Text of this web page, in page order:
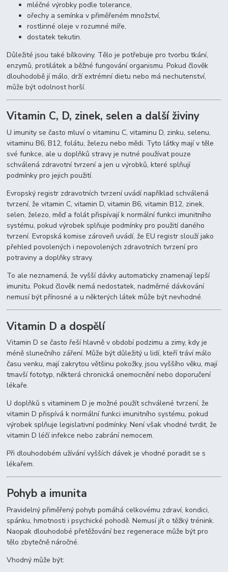
mléčné výrobky podle tolerance,
ořechy a semínka v přiměřeném množství,
rostlinné oleje v rozumné míře,
dostatek tekutin.
Důležité jsou také bílkoviny. Tělo je potřebuje pro tvorbu tkání,
enzymů, protilátek a běžné fungování organismu. Pokud člověk
dlouhodobě jí málo, drží extrémní dietu nebo má nechutenství,
může být odolnost horší.
Vitamin C, D, zinek, selen a další živiny
U imunity se často mluví o vitaminu C, vitaminu D, zinku, selenu,
vitaminu B6, B12, folátu, železu nebo mědi. Tyto látky mají v těle
své funkce, ale u doplňků stravy je nutné používat pouze
schválená zdravotní tvrzení a jen u výrobků, které splňují
podmínky pro jejich použití.
Evropský registr zdravotních tvrzení uvádí například schválená
tvrzení, že vitamin C, vitamin D, vitamin B6, vitamin B12, zinek,
selen, železo, měď a folát přispívají k normální funkci imunitního
systému, pokud výrobek splňuje podmínky pro použití daného
tvrzení. Evropská komise zároveň uvádí, že EU registr slouží jako
přehled povolených i nepovolených zdravotních tvrzení pro
potraviny a doplňky stravy.
To ale neznamená, že vyšší dávky automaticky znamenají lepší
imunitu. Pokud člověk nemá nedostatek, nadměrné dávkování
nemusí být přínosné a u některých látek může být nevhodné.
Vitamin D a dospělí
Vitamin D se často řeší hlavně v období podzimu a zimy, kdy je
méně slunečního záření. Může být důležitý u lidí, kteří tráví málo
času venku, mají zakrytou většinu pokožky, jsou vyššího věku, mají
tmavší fototyp, některá chronická onemocnění nebo doporučení
lékaře.
U doplňků s vitaminem D je možné použít schválené tvrzení, že
vitamin D přispívá k normální funkci imunitního systému, pokud
výrobek splňuje legislativní podmínky. Není však vhodné tvrdit, že
vitamin D léčí infekce nebo zabrání nemocem.
Při dlouhodobém užívání vyšších dávek je vhodné poradit se s
lékařem.
Pohyb a imunita
Pravidelný přiměřený pohyb pomáhá celkovému zdraví, kondici,
spánku, hmotnosti i psychické pohodě. Nemusí jít o těžký trénink.
Naopak dlouhodobé přetěžování bez regenerace může být pro
tělo zbytečně náročné.
Vhodný může být: